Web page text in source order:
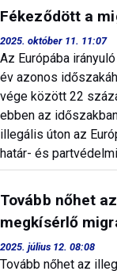
Fékeződött a
2025. október 11. 11:07
Az Európába
év azonos
vége között 22
ebben az
illegális úton az
határ- és
Tovább nőhet
megkísérlő
2025. július 12. 08:08
Tovább nőhet az